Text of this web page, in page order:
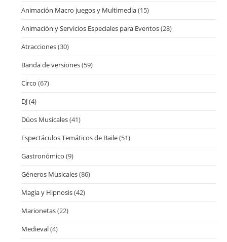
Animación Macro juegos y Multimedia(15)
Animación y Servicios Especiales para Eventos(28)
Atracciones(30)
Banda de versiones(59)
Circo (67)
DJ(4)
Dúos Musicales(41)
Espectáculos Temáticos de Baile(51)
Gastronómico (9)
Géneros Musicales(86)
Magia y Hipnosis(42)
Marionetas(22)
Medieval(4)